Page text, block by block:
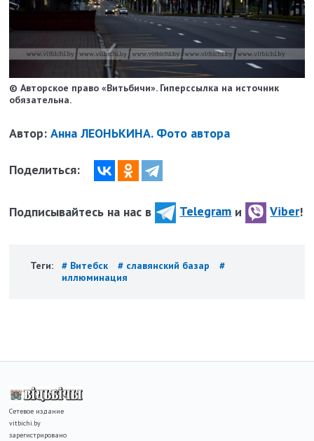
© Авторское право «Витьбичи». Гиперссылка на источник
обязательна.
Автор:Анна ЛЕОНЬКИНА. Фото автора
Поделиться:
Подписывайтесь на нас в Telegram и Viber!
Теги: # Витебск # славянский базар
#
иллюминация
Сетевое издание
vitbichi.by
зарегистрировано